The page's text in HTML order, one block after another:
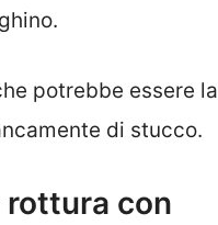
potrebbe essere la
di stucco.
rottura con